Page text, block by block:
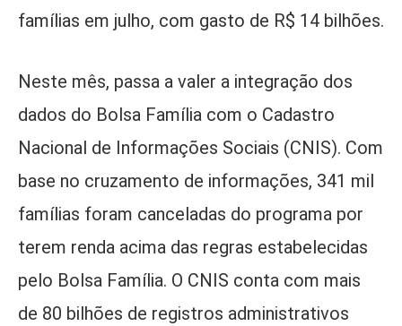
famílias em julho, com gasto de R$ 14 bilhões.
Neste mês, passa a valer a integração dos
dados do Bolsa Família com o Cadastro
Nacional de Informações Sociais (CNIS). Com
base no cruzamento de informações, 341 mil
famílias foram canceladas do programa por
terem renda acima das regras estabelecidas
pelo Bolsa Família. O CNIS conta com mais
de 80 bilhões de registros administrativos